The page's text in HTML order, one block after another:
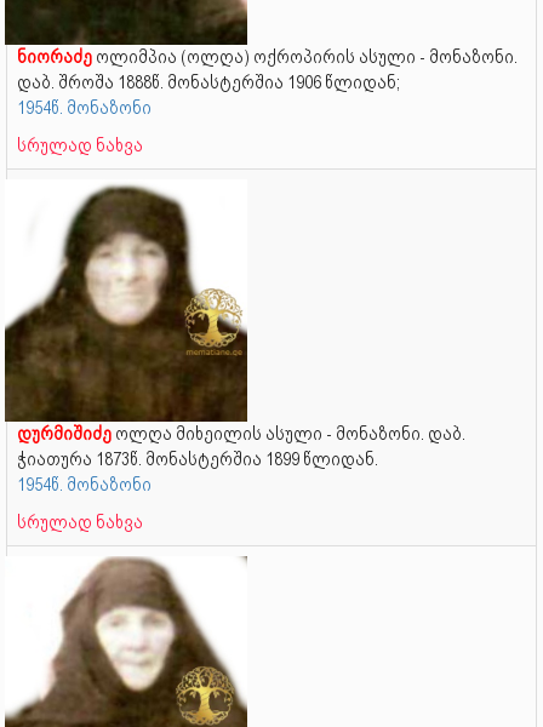
ნიორაძე ოლიმპია (ოლღა) ოქროპირის ასული - მონაზონი.
დაბ. შროშა 1888წ. მონასტერშია 1906 წლიდან;
1954წ. მონაზონი
სრულად ნახვა
დურმიშიძე ოლღა მიხეილის ასული - მონაზონი. დაბ.
ჭიათურა 1873წ. მონასტერშია 1899 წლიდან.
1954წ. მონაზონი
სრულად ნახვა